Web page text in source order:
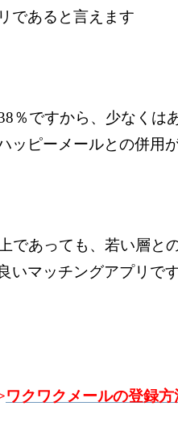
であると言えます
％ですから、少なくは
ッピーメールとの併用
であっても、若い層と
いマッチングアプリで
ワクワクメールの登録